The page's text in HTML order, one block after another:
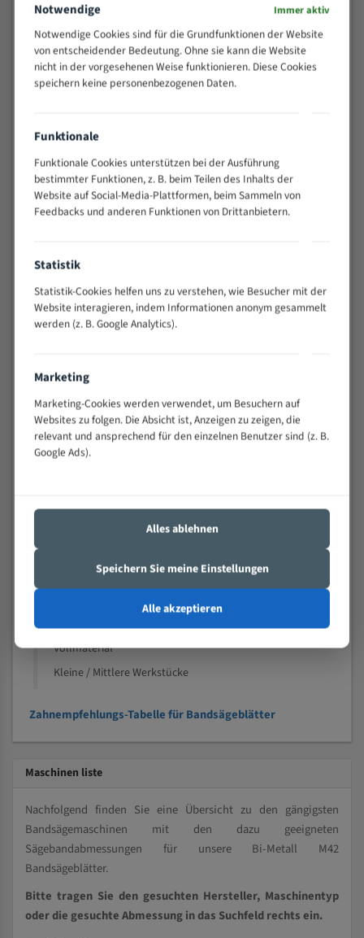
50 - 120
80 - 180
3/4
130 -
350
2/3
200 -
> 500
0,75/1,25
Vorteile:
Widerstandsfähig gegen Zahnbruch auch bei
schwierigen Werkstücken (Materialmischung,
wechselnde Verbindungslängen)
Sehr geringe Vibration
Technische Beschreibung:
Positiver Spanwinkel
Bandkörper aus hochlegiertem Federstahl
Speziell entwickelt für Profile / Rohre
Kleine und mittlere Profile / Kleine Durchmesser
Vollmaterial
Kleine / Mittlere Werkstücke
Zahnempfehlungs-Tabelle für Bandsägeblätter
Maschinen liste
Nachfolgend finden Sie eine Übersicht zu den gängigsten
Bandsägemaschinen mit den dazu geeigneten
Sägebandabmessungen für unsere Bi-Metall M42
Bandsägeblätter.
Bitte tragen Sie den gesuchten Hersteller, Maschinentyp
oder die gesuchte Abmessung in das Suchfeld rechts ein.
Notwendige Immer aktiv
Notwendige Cookies sind für die Grundfunktionen der Website
von entscheidender Bedeutung. Ohne sie kann die Website
nicht in der vorgesehenen Weise funktionieren. Diese Cookies
speichern keine personenbezogenen Daten.
Funktionale
Funktionale Cookies unterstützen bei der Ausführung
bestimmter Funktionen, z. B. beim Teilen des Inhalts der
Website auf Social-Media-Plattformen, beim Sammeln von
Feedbacks und anderen Funktionen von Drittanbietern.
Statistik
Statistik-Cookies helfen uns zu verstehen, wie Besucher mit der
Website interagieren, indem Informationen anonym gesammelt
werden (z. B. Google Analytics).
Marketing
Marketing-Cookies werden verwendet, um Besuchern auf
Websites zu folgen. Die Absicht ist, Anzeigen zu zeigen, die
relevant und ansprechend für den einzelnen Benutzer sind (z. B.
Google Ads).
Alles ablehnen
Speichern Sie meine Einstellungen
Alle akzeptieren